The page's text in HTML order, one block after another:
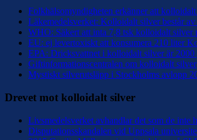
Folkhälsomyndigheten erkänner att
Läkemedelsverket: Kolloidalt silver består
WHO: Säkert att inta 7,8 tsk kolloidalt silver
EU: ej levertoxiskt att konsumera 210 liter
EPA: Dricksvattnet i kolloidalt silver är
Giftinformationscentralen om kolloidalt silver
Mystiskt silverutsläpp i Stockholms avlopp
Drevet mot kolloidalt silver
Livsmedelsverket avhandlar det som de inte
Disputationsskandalen vid Uppsala